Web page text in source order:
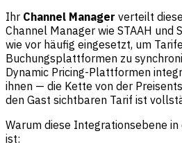
Ihr Channel Manager verteilt
Channel Manager wie STAAH und
wie vor häufig eingesetzt, um
Buchungsplattformen zu
Dynamic Pricing-Plattformen
ihnen — die Kette von der
den Gast sichtbaren Tarif ist
Warum diese Integrationsebene in
ist: